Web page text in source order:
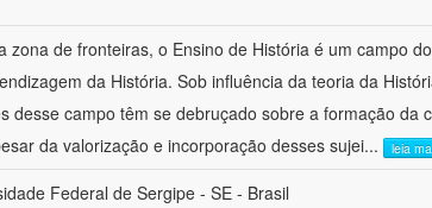
zona de fronteiras, o Ensino de História é um campo
da História. Sob influência da teoria da
desse campo têm se debruçado sobre a formação da
da valorização e incorporação desses sujei... leia
Federal de Sergipe - SE - Brasil